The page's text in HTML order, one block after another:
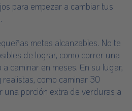
para empezar a cambiar tus
metas alcanzables. No te
de lograr, como correr una
caminar en meses. En su lugar,
como caminar 30
una porción extra de verduras a